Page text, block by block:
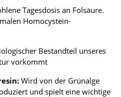
Tagesdosis an Folsäure.
Homocystein-
Bestandteil unseres
vorkommt
Wird von der Grünalge
und spielt eine wichtige